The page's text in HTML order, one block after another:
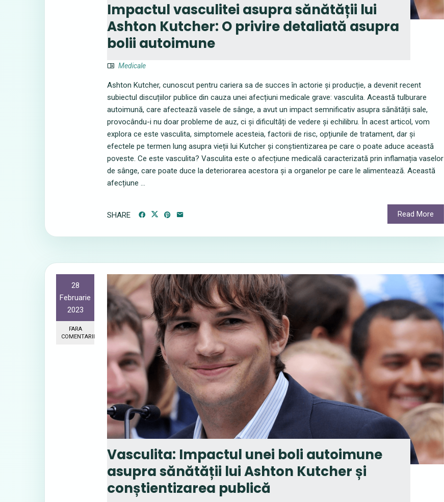
Impactul vasculitei asupra sănătății lui
Ashton Kutcher: O privire detaliată asupra
bolii autoimune
Medicale
Ashton Kutcher, cunoscut pentru cariera sa de succes în actorie și producție, a devenit recent
subiectul discuțiilor publice din cauza unei afecțiuni medicale grave: vasculita. Această tulburare
autoimună, care afectează vasele de sânge, a avut un impact semnificativ asupra sănătății sale,
provocându-i nu doar probleme de auz, ci și dificultăți de vedere și echilibru. În acest articol, vom
explora ce este vasculita, simptomele acesteia, factorii de risc, opțiunile de tratament, dar și
efectele pe termen lung asupra vieții lui Kutcher și conștientizarea pe care o poate aduce această
poveste. Ce este vasculita? Vasculita este o afecțiune medicală caracterizată prin inflamația vaselor
de sânge, care poate duce la deteriorarea acestora și a organelor pe care le alimentează. Această
afecțiune ...
Read More
SHARE
28
Februarie
2023
FARA
COMENTARII
Vasculita: Impactul unei boli autoimune
asupra sănătății lui Ashton Kutcher și
conștientizarea publică